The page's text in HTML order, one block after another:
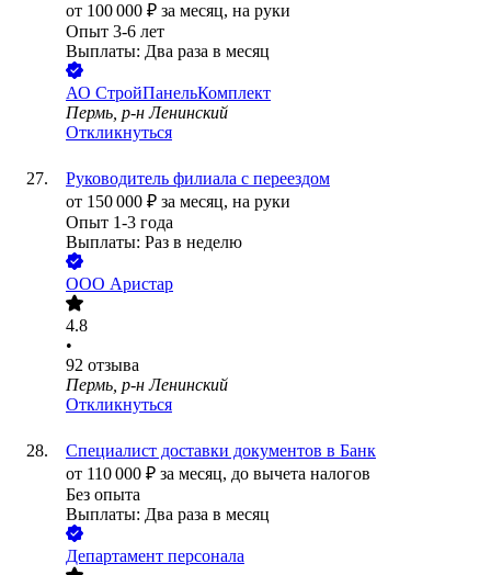
от 100 000 ₽ за месяц, на руки
Опыт 3-6 лет
Выплаты: Два раза в месяц
АО СтройПанельКомплект
Пермь, р-н Ленинский
Откликнуться
Руководитель филиала с переездом
от 150 000 ₽ за месяц, на руки
Опыт 1-3 года
Выплаты: Раз в неделю
ООО Аристар
4.8
•
92 отзыва
Пермь, р-н Ленинский
Откликнуться
Специалист доставки документов в Банк
от 110 000 ₽ за месяц, до вычета налогов
Без опыта
Выплаты: Два раза в месяц
Департамент персонала